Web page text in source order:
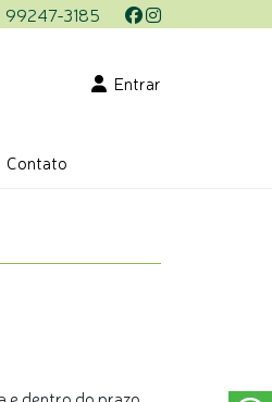
99247-3185
Entrar
Contato